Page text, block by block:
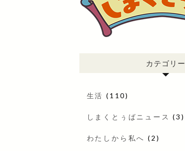
カテゴリー
生活 (110)
しまくとぅばニュース (3)
わたしから私へ (2)